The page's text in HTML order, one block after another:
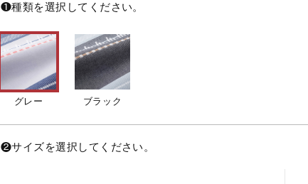
❶種類を選択してください。
グレー ブラック
❷サイズを選択してください。